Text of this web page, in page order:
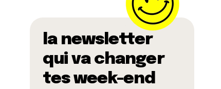
la newsletter
qui va changer
tes week-end